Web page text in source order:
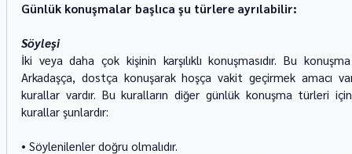
Günlük konuşmalar başlıca şu türlere ayrılabilir:
Söyleşi
İki veya daha çok kişinin karşılıklı konuşmasıdır. Bu
Arkadaşça, dostça konuşarak hoşça vakit geçirmek amacı
kurallar vardır. Bu kuralların diğer günlük konuşma türleri
kurallar şunlardır:
• Söylenilenler doğru olmalıdır.